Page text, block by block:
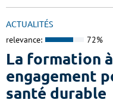
ACTUALITÉS
relevance: 72%
La formation
engagement
santé durable